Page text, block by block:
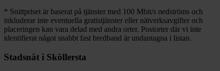
* Snittpriset är baserat på tjänster med 100 Mbit/s nedströms och
inkluderar inte eventuella gratistjänster eller nätverksavgifter och
placeringen kan vara delad med andra orter. Postorter där vi inte
identifierat något snabbt fast bredband är undantagna i listan.
Stadsnät i Sköllersta